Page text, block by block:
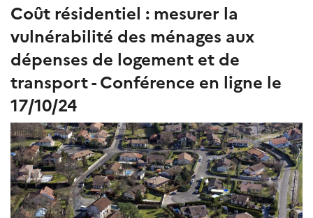
Coût résidentiel : mesurer la
vulnérabilité des ménages aux
dépenses de logement et de
transport - Conférence en ligne le
17/10/24